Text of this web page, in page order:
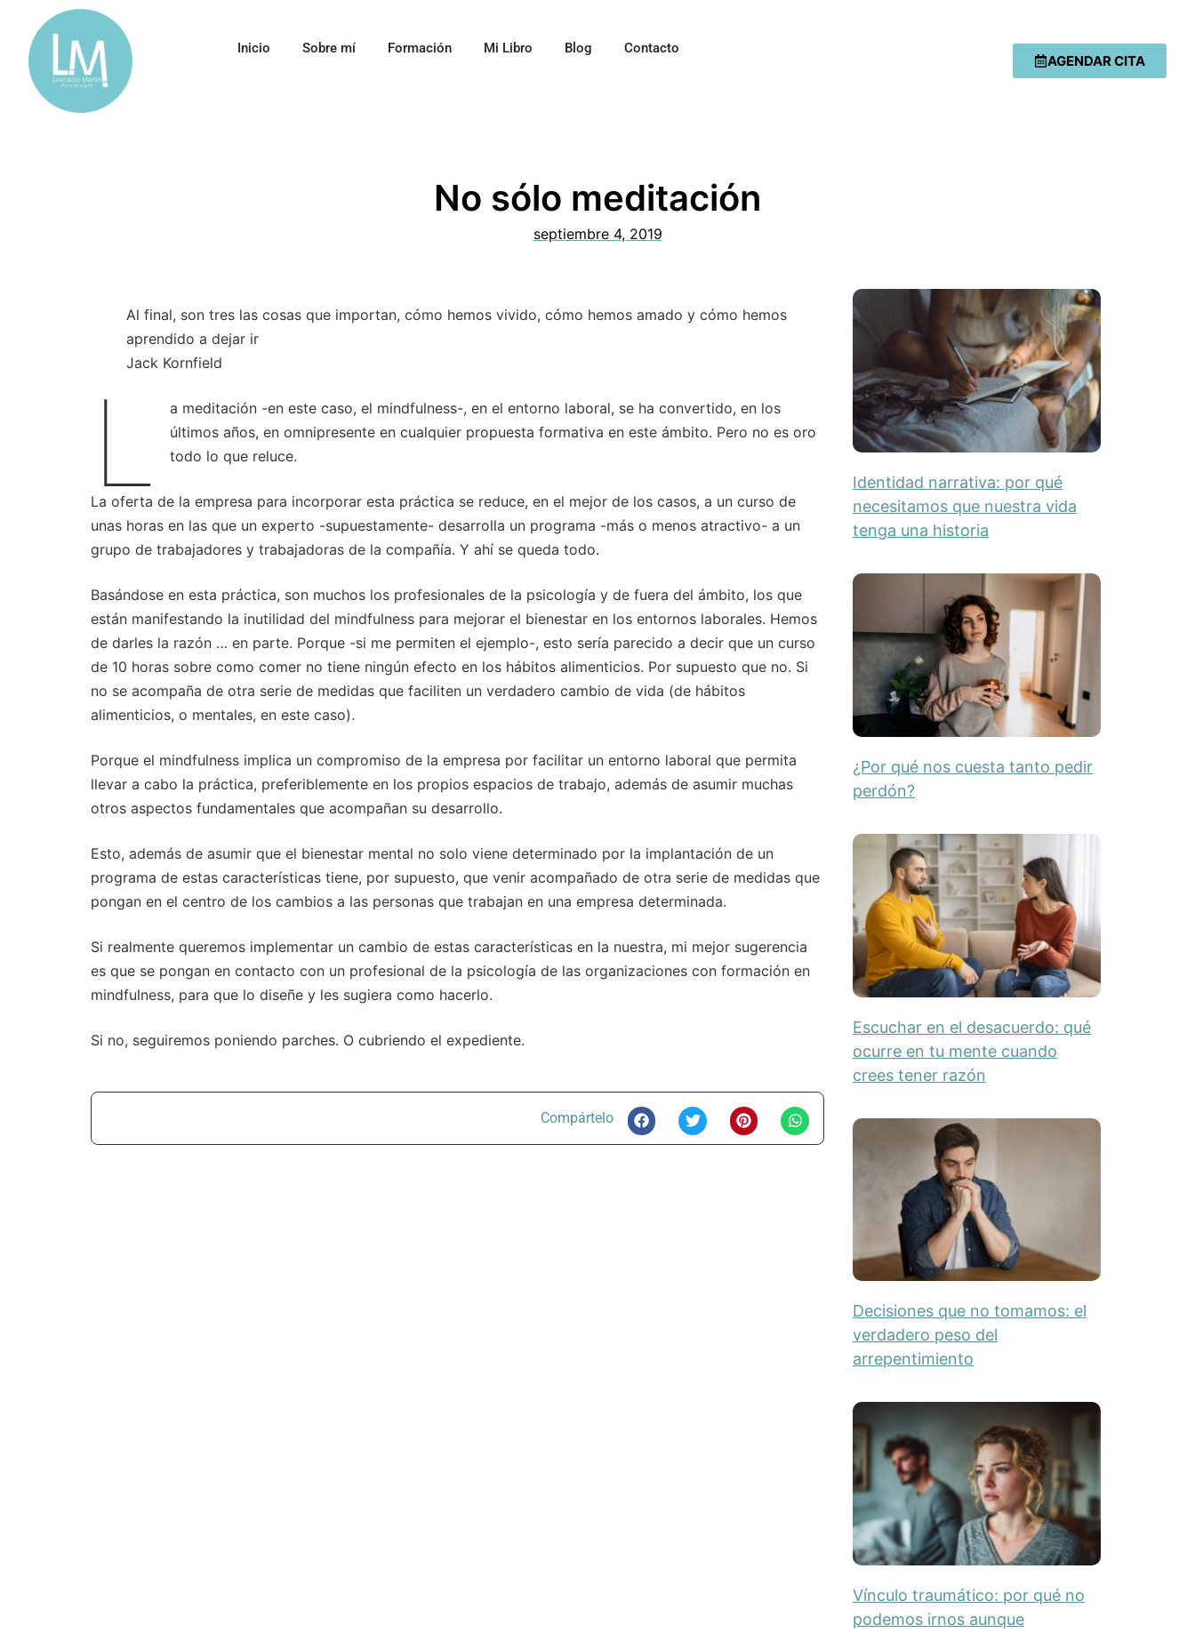
Inicio Sobre mí Formación Mi Libro Blog Contacto
AGENDAR CITA
No sólo meditación
septiembre 4, 2019
Al final, son tres las cosas que importan, cómo hemos vivido, cómo hemos amado y cómo hemos
aprendido a dejar ir
Jack Kornfield
L
a meditación -en este caso, el mindfulness-, en el entorno laboral, se ha convertido, en los
últimos años, en omnipresente en cualquier propuesta formativa en este ámbito. Pero no es oro
todo lo que reluce.
La oferta de la empresa para incorporar esta práctica se reduce, en el mejor de los casos, a un curso de
unas horas en las que un experto -supuestamente- desarrolla un programa -más o menos atractivo- a un
grupo de trabajadores y trabajadoras de la compañía. Y ahí se queda todo.
Basándose en esta práctica, son muchos los profesionales de la psicología y de fuera del ámbito, los que
están manifestando la inutilidad del mindfulness para mejorar el bienestar en los entornos laborales. Hemos
de darles la razón … en parte. Porque -si me permiten el ejemplo-, esto sería parecido a decir que un curso
de 10 horas sobre como comer no tiene ningún efecto en los hábitos alimenticios. Por supuesto que no. Si
no se acompaña de otra serie de medidas que faciliten un verdadero cambio de vida (de hábitos
alimenticios, o mentales, en este caso).
Porque el mindfulness implica un compromiso de la empresa por facilitar un entorno laboral que permita
llevar a cabo la práctica, preferiblemente en los propios espacios de trabajo, además de asumir muchas
otros aspectos fundamentales que acompañan su desarrollo.
Esto, además de asumir que el bienestar mental no solo viene determinado por la implantación de un
programa de estas características tiene, por supuesto, que venir acompañado de otra serie de medidas que
pongan en el centro de los cambios a las personas que trabajan en una empresa determinada.
Si realmente queremos implementar un cambio de estas características en la nuestra, mi mejor sugerencia
es que se pongan en contacto con un profesional de la psicología de las organizaciones con formación en
mindfulness, para que lo diseñe y les sugiera como hacerlo.
Si no, seguiremos poniendo parches. O cubriendo el expediente.
Compártelo
Identidad narrativa: por qué
necesitamos que nuestra vida
tenga una historia
¿Por qué nos cuesta tanto pedir
perdón?
Escuchar en el desacuerdo: qué
ocurre en tu mente cuando
crees tener razón
Decisiones que no tomamos: el
verdadero peso del
arrepentimiento
Vínculo traumático: por qué no
podemos irnos aunque